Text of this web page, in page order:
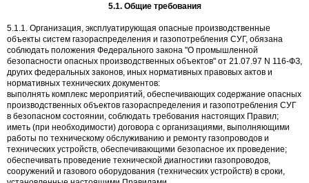
5.1. Общие требования
5.1.1. Организация, эксплуатирующая опасные производственные
объекты систем газораспределения и газопотребления СУГ, обязана
соблюдать положения Федерального закона "О промышленной
безопасности опасных производственных объектов" от 21.07.97 N 116-ФЗ,
других федеральных законов, иных нормативных правовых актов и
нормативных технических документов:
выполнять комплекс мероприятий, обеспечивающих содержание опасных
производственных объектов газораспределения и газопотребления СУГ
в безопасном состоянии, соблюдать требования настоящих Правил;
иметь (при необходимости) договора с организациями, выполняющими
работы по техническому обслуживанию и ремонту газопроводов и
технических устройств, обеспечивающими безопасное их проведение;
обеспечивать проведение технической диагностики газопроводов,
сооружений и газового оборудования (технических устройств) в сроки,